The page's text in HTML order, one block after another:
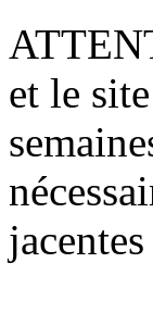
et le